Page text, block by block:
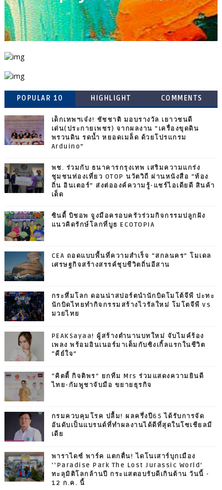
POPULAR 10 HIGHLIGHT COMMENTS
เด็กเทพฯเจ๋ง! ชัชชาติ มอบรางวัล เยาวชนดี
เด่น(ประกายเพชร) จากผลงาน “เครื่องขุดดิน
พรวนดิน รดน้ำ หยอดเมล็ด ด้วยโปรแกรม
Arduino”
พช. ร่วมกับ ธนาคารกรุงเทพ เสริมความแกร่ง
ชุมชนท่องเที่ยว OTOP นวัตวิถี ผ่านหนังสือ “ท้อง
ถิ่น อินเตอร์” ส่งต่อองค์ความรู้-แชร์ไอเดียดี สินค้า
เด็ด
ซินดี้ บิชอพ จูงมือครอบครัวร่วมกิจกรรมปลูกฝัง
แนวคิดรักษ์โลกที่บูธ ECOTOPIA
CEA ถอดแบบพื้นที่ความสำเร็จ “สกลนคร” โมเดล
เศรษฐกิจสร้างสรรค์ชุบชีวิตถิ่นอีสาน
กระหึ่มโลก ดอนน่าสปอร์ตนำนักบิดโมโต้จีพี ปะทะ
นักบิดไทยทำกิจกรรมสร้างไวรัลใหม่ โมโตจีพี vs
มวยไทย
PEAKSayaa! ผู้สร้างตำนานบทใหม่ จับไมค์ร้อง
เพลง พร้อมอินเนอร์มาเต็มกับซิงเกิ้ลแรกในชีวิต
“คีย์ใจ”
“คิตตี้ กิจติพร” ยกทีม Mrs ร่วมแสดงความยินดี
ไทย-กัมพูชาจับมือ ขยายธุรกิจ
กรมควบคุมโรค ปลื้ม! ผลครึ่งปี65 ได้รับการจัด
อันดับเป็นแบรนด์ที่ทำผลงานได้ดีที่สุดในโซเชียลมี
เดีย
พาราไดซ์ พาร์ค แตกตื่น! ไดโนเสาร์บุกเมือง
‘‘Paradise Park The Lost Jurassic World’
ทะลุมิติโลกล้านปี กระแสตอบรับดีเกินต้าน วันนี้ -
12 ก.ค. นี้